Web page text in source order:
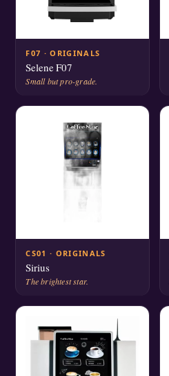
F07 · ORIGINALS
Selene F07
Small but pro-grade.
CS01 · ORIGINALS
Sirius
The brightest star.